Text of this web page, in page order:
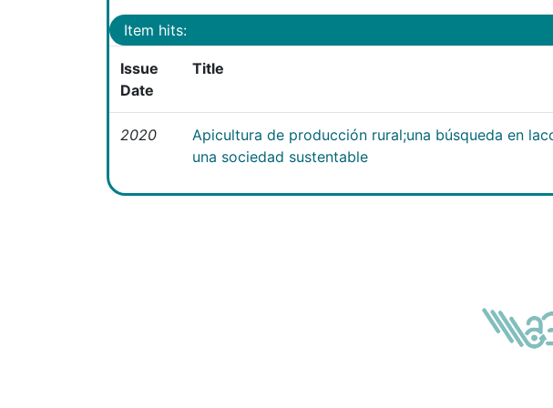
Item hits:
Issue
Date
Title
2020
Apicultura de producción rural;una búsqueda en
una sociedad sustentable